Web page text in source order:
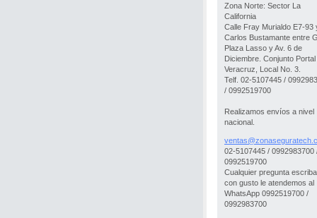
Zona Norte: Sector La
California
Calle Fray Murialdo E7-93
Carlos Bustamante entre
Plaza Lasso y Av. 6 de
Diciembre. Conjunto Portal
Veracruz, Local No. 3.
Telf. 02-5107445 /
/ 0992519700
Realizamos envíos a nivel
nacional.
ventas@zonasegur
02-5107445 / 0992983700
0992519700
Cualquier pregunta
con gusto le atendemos al
WhatsApp 0992519700 /
0992983700